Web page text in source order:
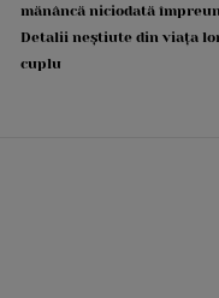
mănâncă niciodată
Detalii neștiute din viața
cuplu